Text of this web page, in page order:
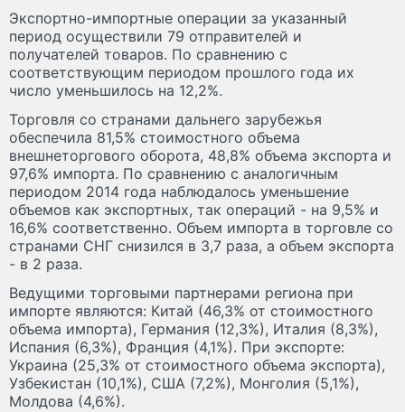
Экспортно-импортные операции за указанный
период осуществили 79 отправителей и
получателей товаров. По сравнению с
соответствующим периодом прошлого года их
число уменьшилось на 12,2%.
Торговля со странами дальнего зарубежья
обеспечила 81,5% стоимостного объема
внешнеторгового оборота, 48,8% объема экспорта и
97,6% импорта. По сравнению с аналогичным
периодом 2014 года наблюдалось уменьшение
объемов как экспортных, так операций - на 9,5% и
16,6% соответственно. Объем импорта в торговле со
странами СНГ снизился в 3,7 раза, а объем экспорта
- в 2 раза.
Ведущими торговыми партнерами региона при
импорте являются: Китай (46,3% от стоимостного
объема импорта), Германия (12,3%), Италия (8,3%),
Испания (6,3%), Франция (4,1%). При экспорте:
Украина (25,3% от стоимостного объема экспорта),
Узбекистан (10,1%), США (7,2%), Монголия (5,1%),
Молдова (4,6%).